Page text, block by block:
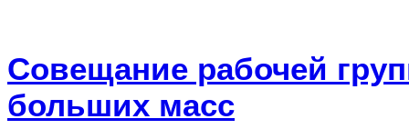
Совещание рабочей
больших масс